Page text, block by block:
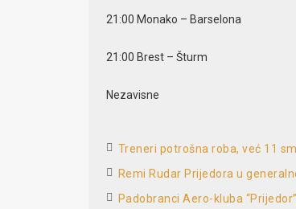
21:00 Monako – Barselona
21:00 Brest – Šturm
Nezavisne
Treneri potrošna roba, već 11
Remi Rudar Prijedora u
Padobranci Aero-kluba